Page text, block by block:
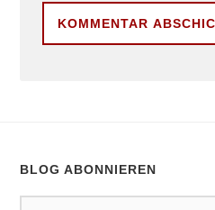
BLOG ABONNIEREN